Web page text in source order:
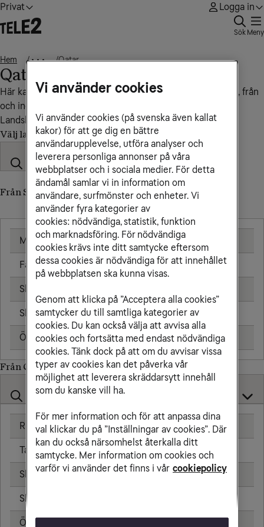
Privat Logga in
Sök Meny
Hem • • • Qatar
Qatar
Här kan du se vad det kostar att ringa, sms:a och surfa till, från
och inom Qatar.
Landskod: +974
Välj land
Från Sverige till Qatar (till utländskt nummer)
Mobil 25,00 kr/min
Fast telefon 25,00 kr/min
Skicka sms
Skicka mms 11,00 kr
Öppningsavgift 0,99 kr
Från Qatar till
Ringa samtal 25,00 kr/min
Ta emot samtal 25,00 kr/min
Skicka sms 6,00 kr
Skicka mms
Öppningsavgift
Vi använder cookies
Vi använder cookies (på svenska även kallat
kakor) för att ge dig en bättre
användarupplevelse, utföra analyser och
leverera personliga annonser på våra
webbplatser och i sociala medier. För detta
ändamål samlar vi in information om
användare, surfmönster och enheter. Vi
använder fyra kategorier av
cookies: nödvändiga, statistik, funktion
och marknadsföring. För nödvändiga
cookies krävs inte ditt samtycke eftersom
dessa cookies är nödvändiga för att innehållet
på webbplatsen ska kunna visas.
Genom att klicka på ”Acceptera alla cookies”
samtycker du till samtliga kategorier av
cookies. Du kan också välja att avvisa alla
cookies och fortsätta med endast nödvändiga
cookies. Tänk dock på att om du avvisar vissa
typer av cookies kan det påverka vår
möjlighet att leverera skräddarsytt innehåll
som du kanske vill ha.
För mer information och för att anpassa dina
val klickar du på ”Inställningar av cookies”. Där
kan du också närsomhelst återkalla ditt
samtycke. Mer information om cookies och
varför vi använder det finns i vår cookiepolicy